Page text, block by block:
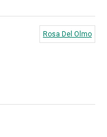
Rosa Del Olmo